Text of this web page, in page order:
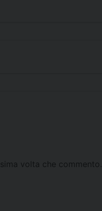
volta che commento.